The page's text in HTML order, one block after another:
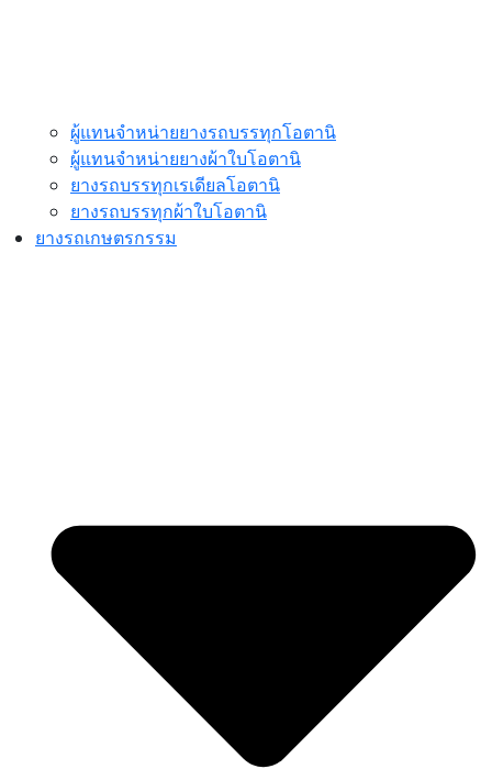
ผู้แทนจำหน่ายยางรถบรรทุกโอตานิ
ผู้แทนจำหน่ายยางผ้าใบโอตานิ
ยางรถบรรทุกเรเดียลโอตานิ
ยางรถบรรทุกผ้าใบโอตานิ
ยางรถเกษตรกรรม